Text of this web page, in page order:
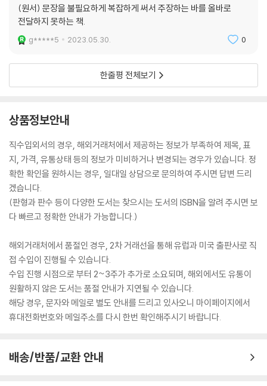
(원서) 문장을 불필요하게 복잡하게 써서 주장하는 바를 올바로
전달하지 못하는 책.
g*****5 2023.05.30. 0
한줄평 전체보기
상품정보안내
직수입외서의 경우, 해외거래처에서 제공하는 정보가 부족하여 제목, 표
지, 가격, 유통상태 등의 정보가 미비하거나 변경되는 경우가 있습니다. 정
확한 확인을 원하시는 경우, 일대일 상담으로 문의하여 주시면 답변 드리
겠습니다.
(판형과 판수 등이 다양한 도서는 찾으시는 도서의 ISBN을 알려 주시면 보
다 빠르고 정확한 안내가 가능합니다.)
해외거래처에서 품절인 경우, 2차 거래선을 통해 유럽과 미국 출판사로 직
접 수입이 진행될 수 있습니다.
수입 진행 시점으로 부터 2~3주가 추가로 소요되며, 해외에서도 유통이
원활하지 않은 도서는 품절 안내가 지연될 수 있습니다.
해당 경우, 문자와 메일로 별도 안내를 드리고 있사오니 마이페이지에서
휴대전화번호와 메일주소를 다시 한번 확인해주시기 바랍니다.
배송/반품/교환 안내